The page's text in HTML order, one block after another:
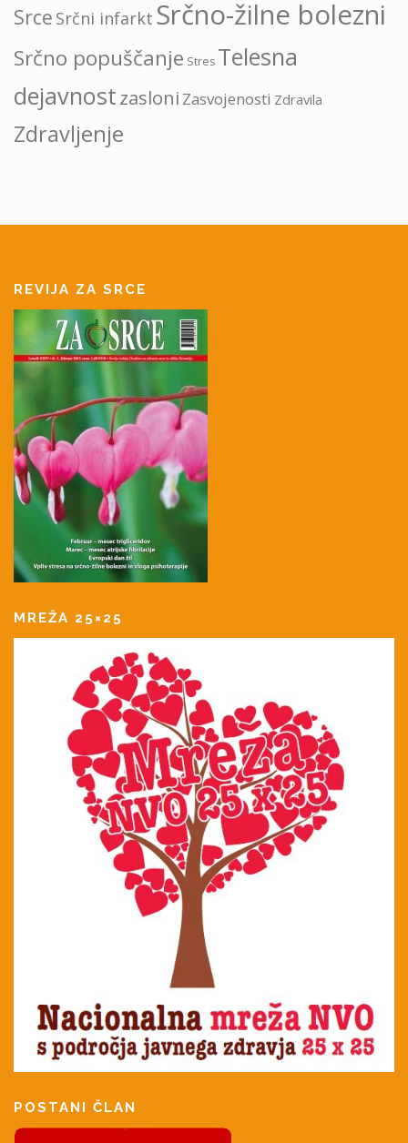
Srce Srčni infarkt Srčno-žilne bolezni
Srčno popuščanje Stres Telesna
dejavnostzasloni Zasvojenosti Zdravila
Zdravljenje
REVIJA ZA SRCE
MREŽA 25×25
POSTANI ČLAN